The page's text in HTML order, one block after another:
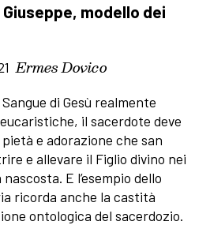
modello dei
Ermes Dovico
di Gesù realmente
il sacerdote deve
e adorazione che san
e allevare il Figlio divino nei
E l’esempio dello
ricorda anche la castità
ontologica del sacerdozio.